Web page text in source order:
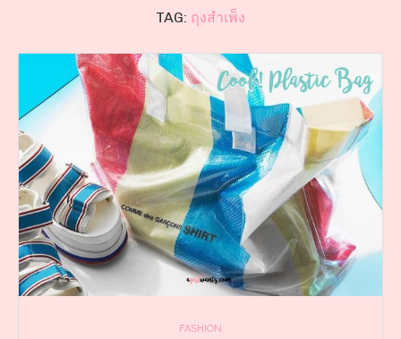
TAG: ถุงสำเพ็ง
FASHION